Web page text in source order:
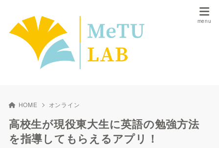
HOME オンライン
高校生が現役東大生に英語の勉強方法
を指導してもらえるアプリ！